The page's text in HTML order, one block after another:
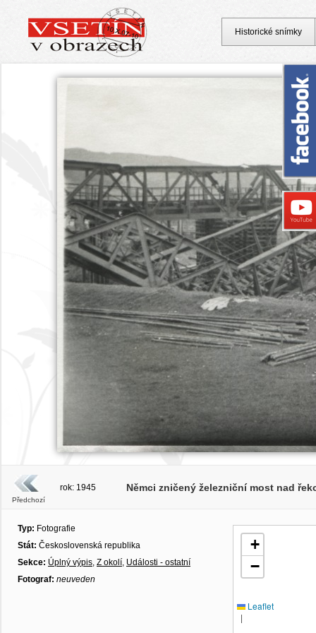
Předchozí
rok: 1945 Němci zničený železniční most nad
Typ: Fotografie
Stát: Československá republika
Sekce: Úplný výpis, Z okolí, Události - ostatní
Fotograf: neuveden
+
−
Leaflet
|
Historické snímky